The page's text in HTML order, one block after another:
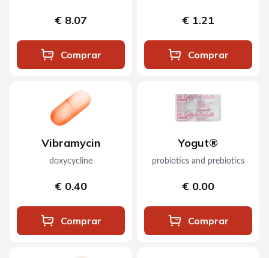
€ 8.07
Comprar
€ 1.21
Comprar
Vibramycin
doxycycline
€ 0.40
Comprar
Yogut®
probiotics and prebiotics
€ 0.00
Comprar